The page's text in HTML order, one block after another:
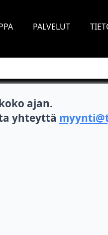
PALVELUT
ajan.
yhteyttä